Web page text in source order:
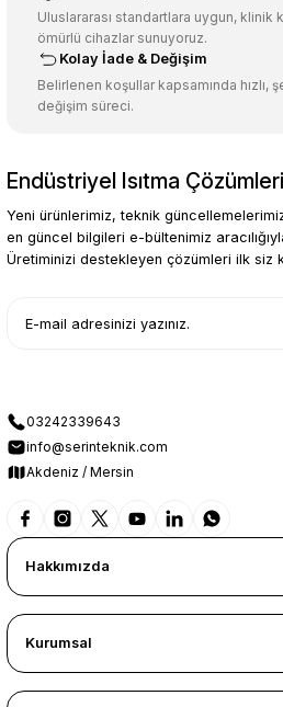
Ürün fiyatı diğer sitelerden daha pahalı.
Bu ürüne benzer farklı alternatifler
Gönder
Uluslararası standartlara uygun, klinik
ömürlü cihazlar sunuyoruz.
Kolay İade & Değişim
Belirlenen koşullar kapsamında
değişim süreci.
Endüstriyel Isıtma
Yeni ürünlerimiz, teknik
en güncel bilgileri e-bültenimiz
Üretiminizi destekleyen çözümleri ilk siz
03242339643
info@serinteknik.com
Akdeniz / Mersin
Hakkımızda
Kurumsal